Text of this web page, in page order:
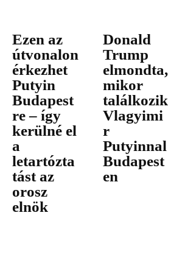
Ezen az
útvonalon
érkezhet
Putyin
Budapest
re – így
kerülné el
a
letartózta
tást az
orosz
elnök
Donald
Trump
elmondta,
mikor
találkozik
Vlagyimi
r
Putyinnal
Budapest
en